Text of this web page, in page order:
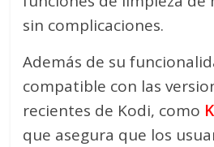
sin complicaciones.
Además de su
compatible con las
recientes de Kodi, como
que asegura que los